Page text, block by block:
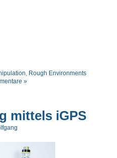
, Rough Environments
»
mittels iGPS